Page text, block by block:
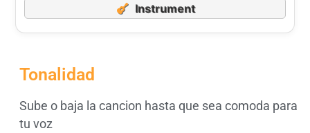
Instrument
Tonalidad
Sube o baja la cancion hasta que sea comoda para
tu voz